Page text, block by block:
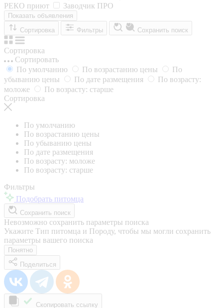
РЕКО приют
Заводчик ПРО
Показать объявления
Сортировка
Фильтры Сохранить поиск
Сортировка
Сортировать
По умолчанию
По возрастанию цены
По
убыванию цены
По дате размещения
По возрасту:
моложе
По возрасту: старше
Сортировка
По умолчанию
По возрастанию цены
По убыванию цены
По дате размещения
По возрасту: моложе
По возрасту: старше
Фильтры
Подобрать питомца
Сохранить поиск
Невозможно сохранить параметры поиска
Укажите Тип питомца и Породу, чтобы мы могли сохранить
параметры вашего поиска
Понятно
Поделиться
Скопировать ссылку